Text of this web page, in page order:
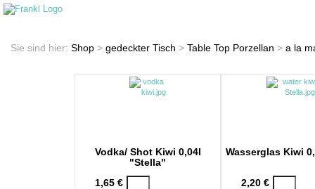
Sie sind hier: Shop > gedeckter Tisch > Table Top Porzellan > a la
Vodka/ Shot Kiwi 0,04l
"Stella"
1,65 €
Wasserglas Kiwi
2,20 €